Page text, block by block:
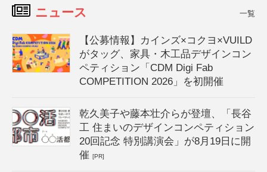
ニュース 一覧
【公募情報】カインズ×コクヨ×VUILD
がタッグ、家具・木工品デザインコン
ペティション「CDM Digi Fab
COMPETITION 2026」を初開催
乾久美子や藤本壮介らが登壇、「長谷
工 住まいのデザインコンペティション
20回記念 特別講演会」が8月19日に開
催[PR]